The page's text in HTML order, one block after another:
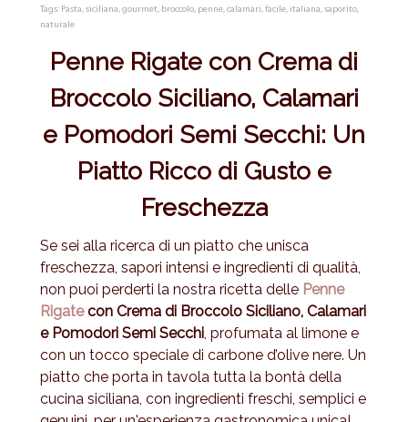
Tags: Pasta,siciliana,gourmet, broccolo, penne,calamari,facile, italiana,saporito,
naturale
Penne Rigate con Crema di
Broccolo Siciliano, Calamari
e Pomodori Semi Secchi: Un
Piatto Ricco di Gusto e
Freschezza
Se sei alla ricerca di un piatto che unisca
freschezza, sapori intensi e ingredienti di qualità,
non puoi perderti la nostra ricetta delle Penne
Rigatecon Crema di Broccolo Siciliano, Calamari
e Pomodori Semi Secchi, profumata al limone e
con un tocco speciale di carbone d’olive nere. Un
piatto che porta in tavola tutta la bontà della
cucina siciliana, con ingredienti freschi, semplici e